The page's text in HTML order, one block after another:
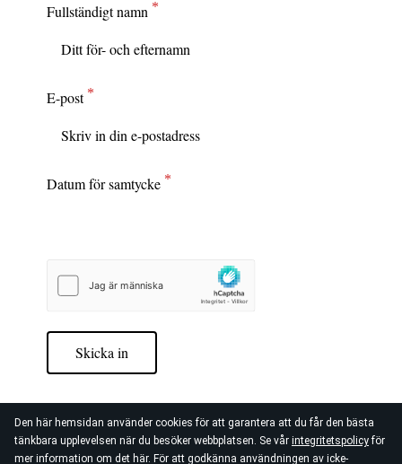
Den här hemsidan använder cookies för att garantera att du får den bästa
tänkbara upplevelsen när du besöker webbplatsen. Se vår integritetspolicyför
mer information om det här. För att godkänna användningen av icke-
Fullständigt namn
E-post
Datum för samtycke
Skicka in